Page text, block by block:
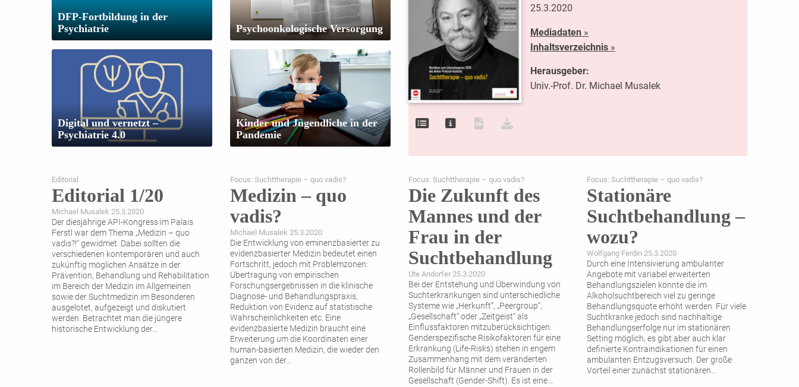
DFP-Fortbildung in der
Psychiatrie
Psychoonkologische Versorgung
Digital und vernetzt –
Psychiatrie 4.0
Kinder und Jugendliche in der
Pandemie
25.3.2020
Mediadaten»
Inhaltsverzeichnis»
Herausgeber:
Univ.-Prof. Dr. Michael Musalek
Editorial
Editorial 1/20
Michael Musalek 25.3.2020
Der diesjährige API-Kongress im Palais
Ferstl war dem Thema „Medizin – quo
vadis?!“ gewidmet. Dabei sollten die
verschiedenen kontemporären und auch
zukünftig möglichen Ansätze in der
Prävention, Behandlung und Rehabilitation
im Bereich der Medizin im Allgemeinen
sowie der Suchtmedizin im Besonderen
ausgelotet, aufgezeigt und diskutiert
werden. Betrachtet man die jüngere
historische Entwicklung der...
Focus: Suchttherapie – quo vadis?
Medizin – quo
vadis?
Michael Musalek 25.3.2020
Die Entwicklung von eminenzbasierter zu
evidenzbasierter Medizin bedeutet einen
Fortschritt, jedoch mit Problemzonen:
Übertragung von empirischen
Forschungsergebnissen in die klinische
Diagnose- und Behandlungspraxis,
Reduktion von Evidenz auf statistische
Wahrscheinlichkeiten etc. Eine
evidenzbasierte Medizin braucht eine
Erweiterung um die Koordinaten einer
human-basierten Medizin, die wieder den
ganzen von der...
Focus: Suchttherapie – quo vadis?
Die Zukunft des
Mannes und der
Frau in der
Suchtbehandlung
Ute Andorfer 25.3.2020
Bei der Entstehung und Überwindung von
Suchterkrankungen sind unterschiedliche
Systeme wie „Herkunft“, „Peergroup“,
„Gesellschaft“ oder „Zeitgeist“ als
Einflussfaktoren mitzuberücksichtigen.
Genderspezifische Risikofaktoren für eine
Erkrankung (Life-Risks) stehen in engem
Zusammenhang mit dem veränderten
Rollenbild für Männer und Frauen in der
Gesellschaft (Gender-Shift). Es ist eine...
Focus: Suchttherapie – quo vadis?
Stationäre
Suchtbehandlung –
wozu?
Wolfgang Ferdin 25.3.2020
Durch eine Intensivierung ambulanter
Angebote mit variabel erweiterten
Behandlungszielen könnte die im
Alkoholsuchtbereich viel zu geringe
Behandlungsquote erhöht werden. Für viele
Suchtkranke jedoch sind nachhaltige
Behandlungserfolge nur im stationären
Setting möglich, es gibt aber auch klar
definierte Kontraindikationen für einen
ambulanten Entzugsversuch. Der große
Vorteil einer zunächst stationären...